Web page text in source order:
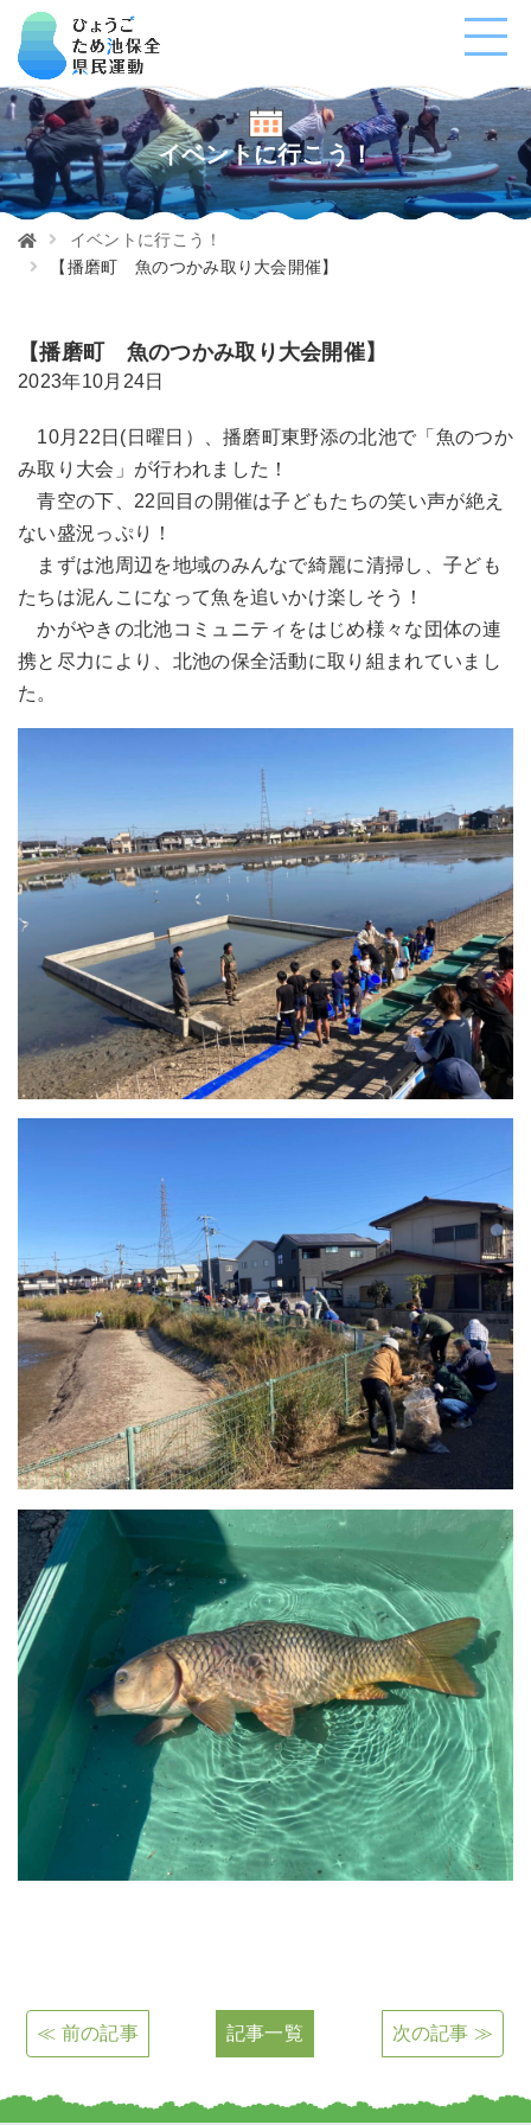
イベントに行こう！
イベントに行こう！
【播磨町 魚のつかみ取り大会開催】
【播磨町 魚のつかみ取り大会開催】
2023年10月24日
10月22日(日曜日）、播磨町東野添の北池で「魚のつか
み取り大会」が行われました！
青空の下、22回目の開催は子どもたちの笑い声が絶え
ない盛況っぷり！
まずは池周辺を地域のみんなで綺麗に清掃し、子ども
たちは泥んこになって魚を追いかけ楽しそう！
かがやきの北池コミュニティをはじめ様々な団体の連
携と尽力により、北池の保全活動に取り組まれていまし
た。
≪ 前の記事 記事一覧 次の記事 ≫